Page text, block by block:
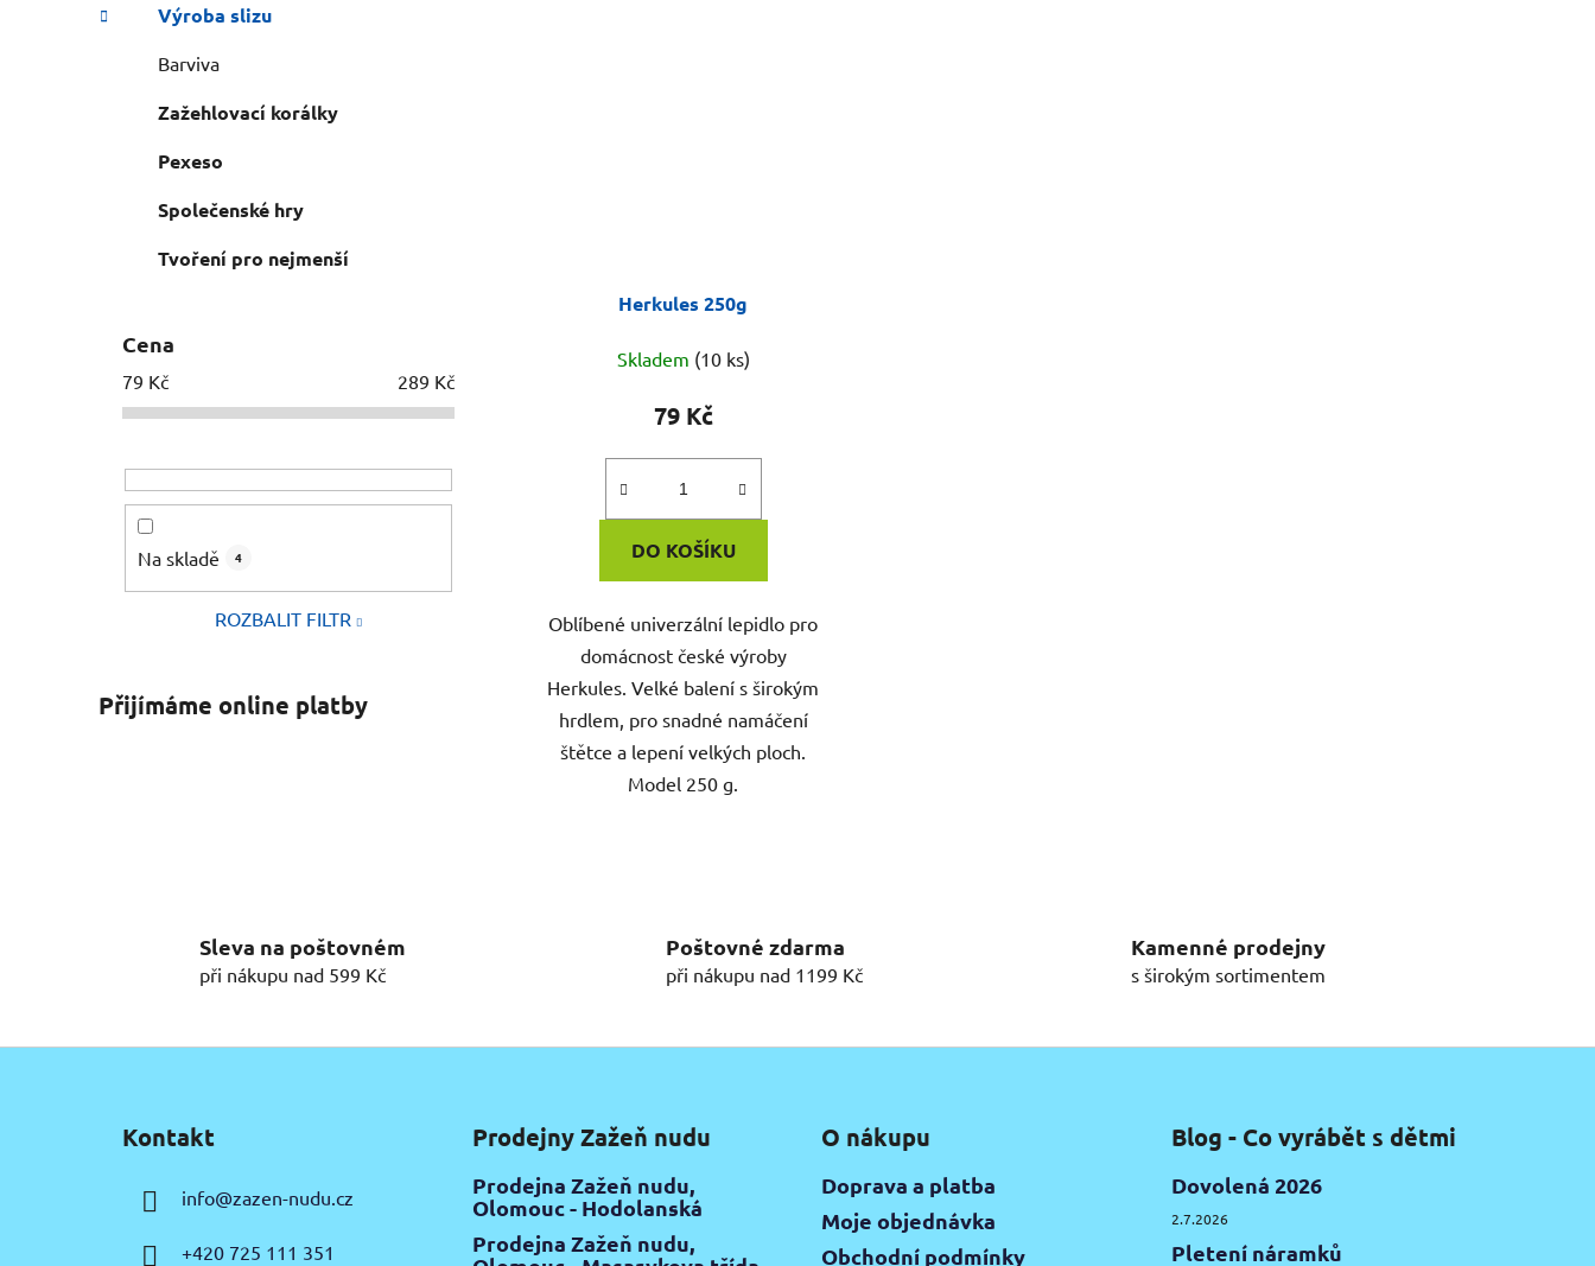
Výroba slizu
Barviva
Zažehlovací korálky
Pexeso
Společenské hry
Tvoření pro nejmenší
Cena
79 Kč 289 Kč
Na skladě 4
ROZBALIT FILTR
Přijímáme online platby
Herkules 250g
Skladem (10 ks)
79 Kč
DO KOŠÍKU
Oblíbené univerzální lepidlo pro
domácnost české výroby
Herkules. Velké balení s širokým
hrdlem, pro snadné namáčení
štětce a lepení velkých ploch.
Model 250 g.
í
p
Sleva na poštovném
při nákupu nad 599 Kč
Poštovné zdarma
při nákupu nad 1199 Kč
Kamenné prodejny
s širokým sortimentem
Kontakt
info@zazen-nudu.cz
+420 725 111 351
Prodejny Zažeň nudu
Prodejna Zažeň nudu,
Olomouc - Hodolanská
Prodejna Zažeň nudu,
O nákupu
Doprava a platba
Moje objednávka
Obchodní podmínky
Blog - Co vyrábět s dětmi
Dovolená 2026
2.7.2026
Pletení náramků